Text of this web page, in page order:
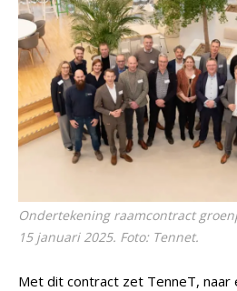
Ondertekening raamcontract
15 januari 2025. Foto: Tennet.
Met dit contract zet TenneT, naar